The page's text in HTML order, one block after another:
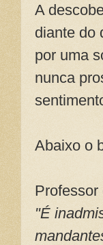
A
diante do
por uma
nunca
Abaixo o
Professor
"É